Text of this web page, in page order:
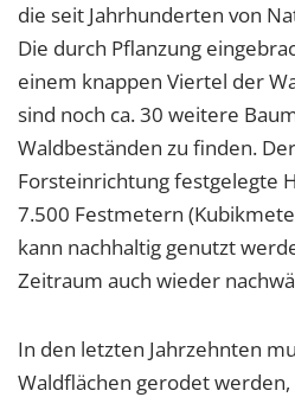
die seit Jahrhunderten von
Die durch Pflanzung
einem knappen Viertel der
sind noch ca. 30 weitere
Waldbeständen zu finden.
Forsteinrichtung festgelegte
7.500 Festmetern
kann nachhaltig genutzt
Zeitraum auch wieder
In den letzten Jahrzehnten
Waldflächen gerodet
EXTERNE MEDIEN
Um Inhalte von
Plattformen anzeigen zu
diesen externen Medien
YouTube
Vimeo